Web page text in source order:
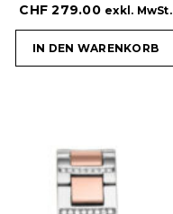
CHF 279.00 exkl. MwSt.
IN DEN WARENKORB